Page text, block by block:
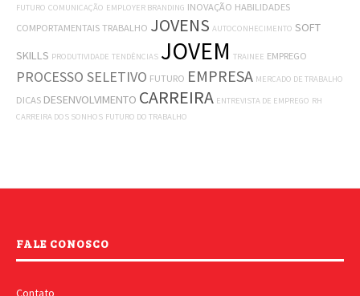
FUTURO COMUNICAÇÃO EMPLOYER BRANDING INOVAÇÃO HABILIDADES
COMPORTAMENTAIS TRABALHO JOVENS AUTOCONHECIMENTO SOFT
SKILLS PRODUTIVIDADE TENDÊNCIAS JOVEM TRAINEE EMPREGO
PROCESSO SELETIVO FUTURO EMPRESA MERCADO DE TRABALHO
DICAS DESENVOLVIMENTO CARREIRA ENTREVISTA DE EMPREGO RH
CARREIRA DOS SONHOS FUTURO DO TRABALHO
FALE CONOSCO
Contato